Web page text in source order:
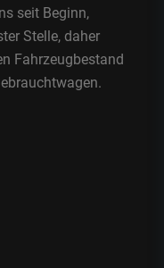
seit Beginn,
Stelle, daher
Fahrzeugbestand